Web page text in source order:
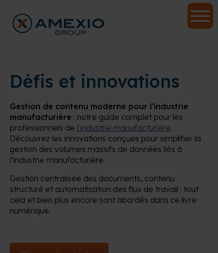
Défis et innovations
Gestion de contenu moderne pour l’industrie
manufacturière : notre guide complet pour les
professionnels de l’industrie manufacturière.
Découvrez les innovations conçues pour simplifier la
gestion des volumes massifs de données liés à
l’industrie manufacturière.
Gestion centralisée des documents, contenu
structuré et automatisation des flux de travail : tout
cela et bien plus encore sont abordés dans ce livre
numérique.